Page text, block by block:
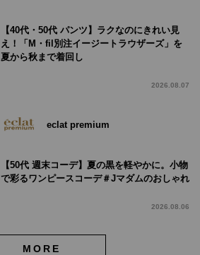
【40代・50代 パンツ】ラクなのにきれい見
え！「M・fil別注イージートラウザーズ」を
夏から秋まで着回し
2026.08.07
eclat premium
【50代 週末コーデ】夏の黒を軽やかに。小物
で彩るワンピースコーデ＃Jマダムのおしゃれ
2026.08.06
MORE